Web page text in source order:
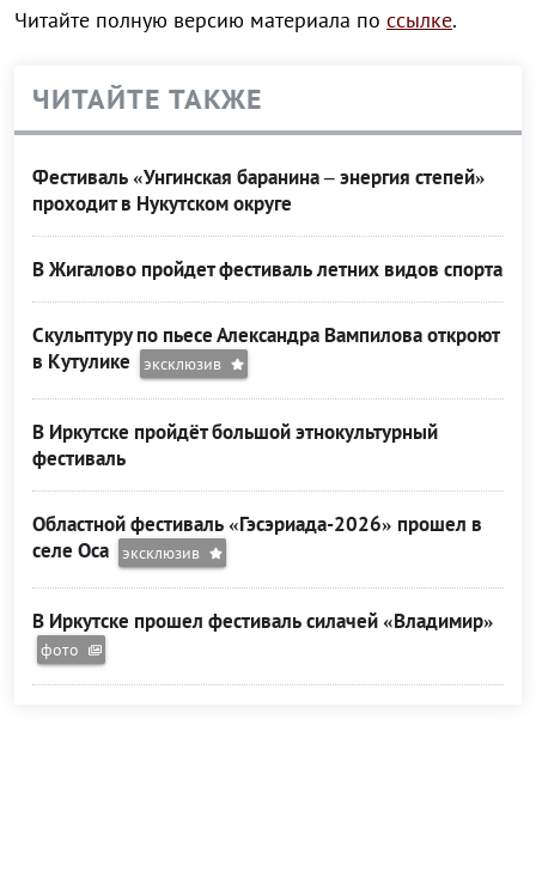
Читайте полную версию материала по ссылке.
ЧИТАЙТЕ ТАКЖЕ
Фестиваль «Унгинская баранина – энергия степей»
проходит в Нукутском округе
В Жигалово пройдет фестиваль летних видов спорта
Скульптуру по пьесе Александра Вампилова откроют
в Кутулике
эксклюзив
В Иркутске пройдёт большой этнокультурный
фестиваль
Областной фестиваль «Гэсэриада-2026» прошел в
селе Оса
эксклюзив
В Иркутске прошел фестиваль силачей «Владимир»
фото